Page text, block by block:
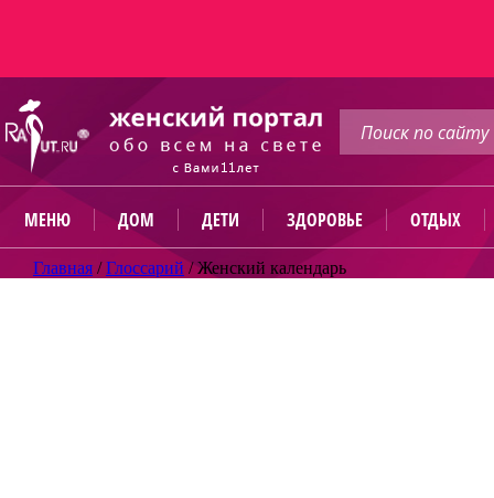
МЕНЮ ДОМ ДЕТИ ЗДОРОВЬЕ ОТДЫХ
Главная /Глоссарий /Женский календарь